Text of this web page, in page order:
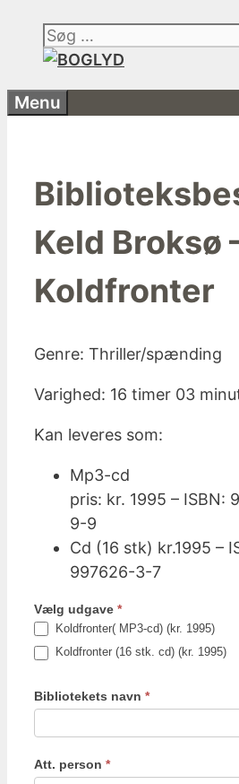
indhold
Søg
efter:
Menu
Keld Broksø
Koldfronter
Genre: Thriller/spænding
Varighed: 16 timer 03
Kan leveres som:
Mp3-cd
pris: kr. 1995 – ISBN:
9-9
Cd (16 stk) kr.1995 –
997626-3-7
Vælg udgave *
Koldfronter( MP3-cd) (kr. 1995)
Koldfronter (16 stk. cd) (kr. 1995)
Bibliotekets navn *
Att. person *